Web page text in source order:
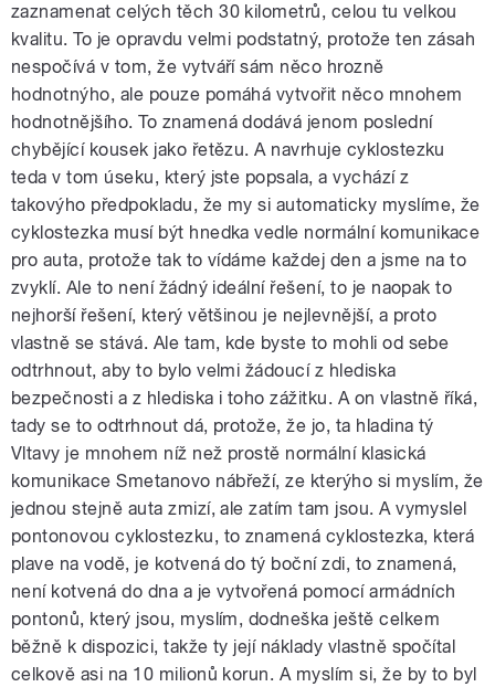
zaznamenat celých těch 30 kilometrů, celou tu velkou
kvalitu. To je opravdu velmi podstatný, protože ten zásah
nespočívá v tom, že vytváří sám něco hrozně
hodnotnýho, ale pouze pomáhá vytvořit něco mnohem
hodnotnějšího. To znamená dodává jenom poslední
chybějící kousek jako řetězu. A navrhuje cyklostezku
teda v tom úseku, který jste popsala, a vychází z
takovýho předpokladu, že my si automaticky myslíme, že
cyklostezka musí být hnedka vedle normální komunikace
pro auta, protože tak to vídáme každej den a jsme na to
zvyklí. Ale to není žádný ideální řešení, to je naopak to
nejhorší řešení, který většinou je nejlevnější, a proto
vlastně se stává. Ale tam, kde byste to mohli od sebe
odtrhnout, aby to bylo velmi žádoucí z hlediska
bezpečnosti a z hlediska i toho zážitku. A on vlastně říká,
tady se to odtrhnout dá, protože, že jo, ta hladina tý
Vltavy je mnohem níž než prostě normální klasická
komunikace Smetanovo nábřeží, ze kterýho si myslím, že
jednou stejně auta zmizí, ale zatím tam jsou. A vymyslel
pontonovou cyklostezku, to znamená cyklostezka, která
plave na vodě, je kotvená do tý boční zdi, to znamená,
není kotvená do dna a je vytvořená pomocí armádních
pontonů, který jsou, myslím, dodneška ještě celkem
běžně k dispozici, takže ty její náklady vlastně spočítal
celkově asi na 10 milionů korun. A myslím si, že by to byl